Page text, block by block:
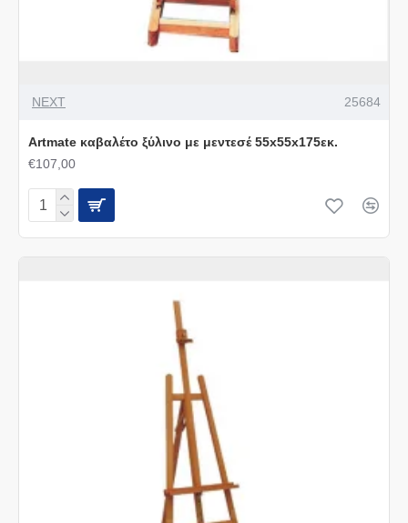
NEXT 25684
Artmate καβαλέτο ξύλινο με μεντεσέ 55x55x175εκ.
€107,00